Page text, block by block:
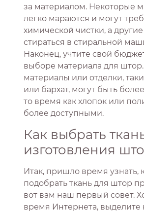
за материалом. Некоторые
легко мараются и могут
химической чистки, а
стираться в стиральной
Наконец, учтите свой
выборе материала для
материалы или отделки,
или бархат, могут быть
то время как хлопок или
более доступными.
Как выбрать
изготовления
Итак, пришло время узнать,
подобрать ткань для штор
вот вам наш первый совет.
время Интернета, выделите